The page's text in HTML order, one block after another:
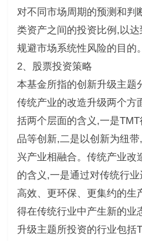
对不同市场周期的预测和判
类资产之间的投资比例,以
规避市场系统性风险的目的。
2、股票投资策略
本基金所指的创新升级主题
传统产业的改造升级两个方
括两个层面的含义,一是
品等创新,二是以创新为纽
兴产业相融合。传统产业改
的含义,一是通过对传统行
高效、更环保、更集约的生
得在传统行业中产生新的业
升级主题所投资的行业包括